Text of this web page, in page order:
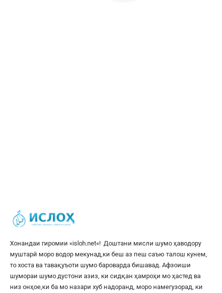
Хонандаи гиромии «isloh.net«! Доштани мисли шумо ҳаводору
муштарӣ моро водор мекунад,ки беш аз пеш саъю талош кунем,
то хоста ва тавақуъоти шумо бароварда бишавад. Афзоиши
шумораи шумо дустони азиз, ки сидқан ҳамроҳи мо ҳастед ва
низ онҳое,ки ба мо назари хуб надоранд, моро намегузорад, ки